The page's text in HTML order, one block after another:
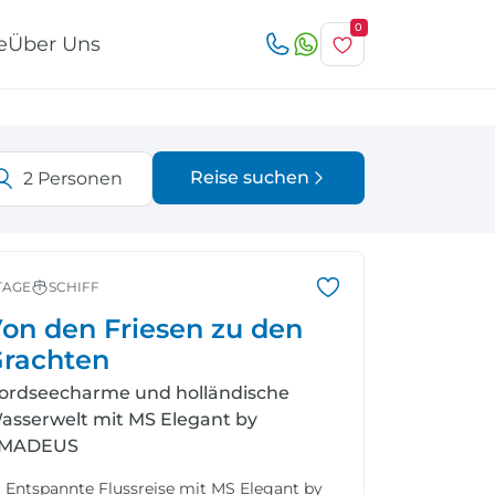
Über Uns
0
Schweiz
Nordeuropa
2 Personen Reise suchen
SCHIFF
den Friesen zu den
und holländische
mit MS Elegant by
Entspannte Flussreise mit MS Elegant by